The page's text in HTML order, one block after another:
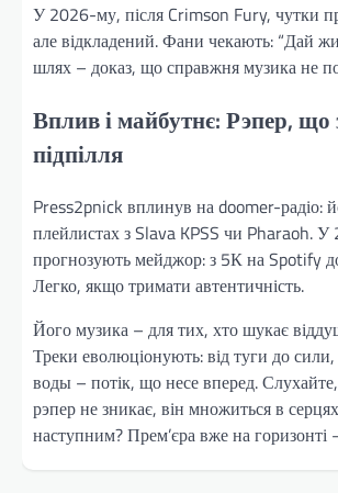
У 2026-му, після Crimson Fury, чутки
але відкладений. Фани чекають: “Дай
шлях – доказ, що справжня музика не
Вплив і майбутнє: Рэпер, що
підпілля
Press2pnick вплинув на doomer-радіо:
плейлистах з Slava KPSS чи Pharaoh.
прогнозують мейджор: з 5К на Spotify
Легко, якщо тримати автентичність.
Його музика – для тих, хто шукає
Треки еволюціонують: від туги до
воды – потік, що несе вперед. Слухайте,
рэпер не зникає, він множиться в
наступним? Прем’єра вже на горизонті